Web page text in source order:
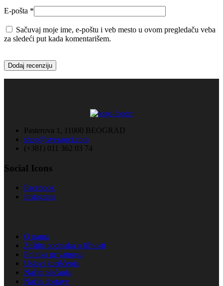
E-pošta *
Sačuvaj moje ime, e-poštu i veb mesto u ovom pregledaču veba
za sledeći put kada komentarišem.
Pasterova 1, 11000 BEOGRAD
shop@svezaoci.com
(+381) 011 362 03 74
Social Icons
Facebook
Instagram
O nama
Zaštita podataka o ličnosti
Politika privatnosti
Uslovi korišćenja
Način plaćanja
Način dostave